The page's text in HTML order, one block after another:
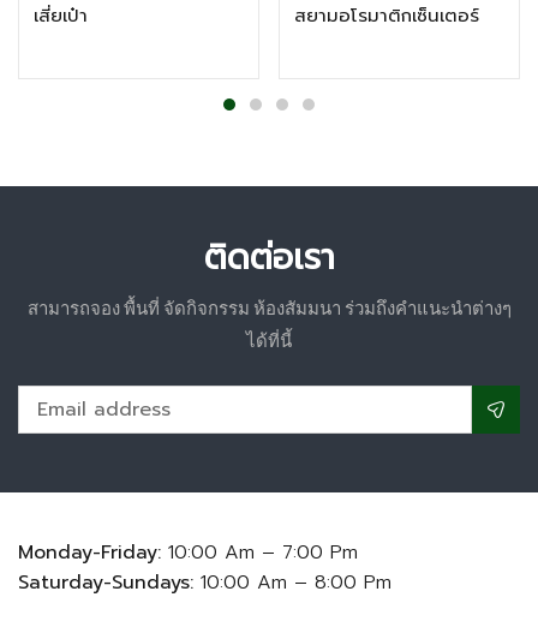
เสี่ยเป๋า สยามอโรมาติกเซ็นเตอร์
ติดต่อเรา
สามารถจอง พื้นที่ จัดกิจกรรม ห้องสัมมนา ร่วมถึงคำแนะนำต่างๆ
ได้ที่นี้
Monday-Friday: 10:00 Am – 7:00 Pm
Saturday-Sundays: 10:00 Am – 8:00 Pm